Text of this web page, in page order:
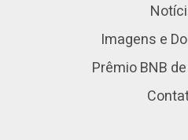
Imagens e
Prêmio BNB